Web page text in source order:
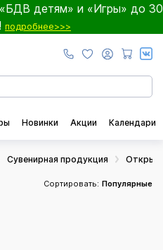
детям» и «Игры» до 30
подробнее>>>
Новинки Акции Календари
Сувенирная продукция
Сортировать: Популярные